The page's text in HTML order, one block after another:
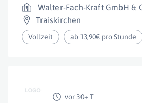
Walter-Fach-Kraft GmbH &
Traiskirchen
Vollzeit ab 13,90€ pro Stunde
vor 30+ T